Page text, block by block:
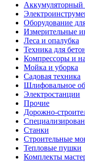
Аккумуляторный
Оборудование
Измерительные
Леса и опалубка
Техника для
Компрессоры и
Мойка и уборка
Садовая техника
Шлифовальное
Электростанции
Прочие
Дорожно-
Станки
Строительные
Тепловые пушки
Комплекты